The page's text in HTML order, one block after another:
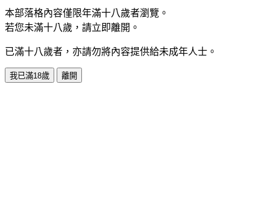
本部落格內容僅限年滿十八歲者瀏覽。
若您未滿十八歲，請立即離開。
已滿十八歲者，亦請勿將內容提供給未成年人士。
我已滿18歲 離開